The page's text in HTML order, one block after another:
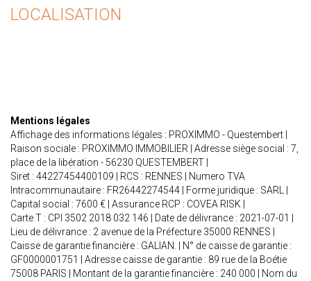
LOCALISATION
Mentions légales
Affichage des informations légales : PROXIMMO - Questembert |
Raison sociale : PROXIMMO IMMOBILIER | Adresse siège social : 7,
place de la libération - 56230 QUESTEMBERT |
Siret : 44227454400109 | RCS : RENNES | Numero TVA
Intracommunautaire : FR26442274544 | Forme juridique : SARL |
Capital social : 7600 € | Assurance RCP : COVEA RISK |
Carte T : CPI 3502 2018 032 146 | Date de délivrance : 2021-07-01 |
Lieu de délivrance : 2 avenue de la Préfecture 35000 RENNES |
Caisse de garantie financière : GALIAN. | N° de caisse de garantie :
GF0000001751 | Adresse caisse de garantie : 89 rue de la Boétie
75008 PARIS | Montant de la garantie financière : 240 000 | Nom du